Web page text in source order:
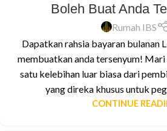
Boleh Buat Anda
Rumah IBS
Dapatkan rahsia bayaran bulanan
membuatkan anda tersenyum!
satu kelebihan luar biasa dari
yang direka khusus untuk
CONTINUE